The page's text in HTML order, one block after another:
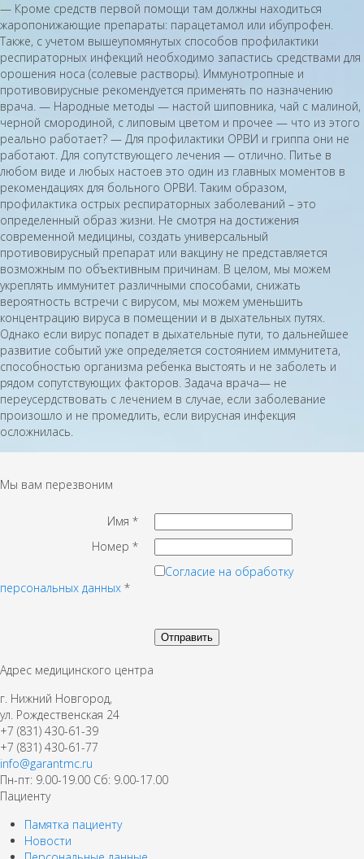
— Кроме средств первой помощи там должны находиться
жаропонижающие препараты: парацетамол или ибупрофен.
Также, с учетом вышеупомянутых способов профилактики
респираторных инфекций необходимо запастись средствами для
орошения носа (солевые растворы). Иммунотропные и
противовирусные рекомендуется применять по назначению
врача. — Народные методы — настой шиповника, чай с малиной,
черной смородиной, с липовым цветом и прочее — что из этого
реально работает? — Для профилактики ОРВИ и гриппа они не
работают. Для сопутствующего лечения — отлично. Питье в
любом виде и любых настоев это один из главных моментов в
рекомендациях для больного ОРВИ. Таким образом,
профилактика острых респираторных заболеваний – это
определенный образ жизни. Не смотря на достижения
современной медицины, создать универсальный
противовирусный препарат или вакцину не представляется
возможным по объективным причинам. В целом, мы можем
укреплять иммунитет различными способами, снижать
вероятность встречи с вирусом, мы можем уменьшить
концентрацию вируса в помещении и в дыхательных путях.
Однако если вирус попадет в дыхательные пути, то дальнейшее
развитие событий уже определяется состоянием иммунитета,
способностью организма ребенка выстоять и не заболеть и
рядом сопутствующих факторов. Задача врача— не
переусердствовать с лечением в случае, если заболевание
произошло и не промедлить, если вирусная инфекция
осложнилась.
Мы вам перезвоним
Имя*
Номер*
Согласие на обработку
персональных данных *
Адрес медицинского центра
г. Нижний Новгород,
ул. Рождественская 24
+7 (831) 430-61-39
+7 (831) 430-61-77
info@garantmc.ru
Пн-пт: 9.00-19.00 Сб: 9.00-17.00
Пациенту
Памятка пациенту
Новости